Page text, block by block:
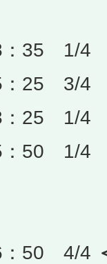
：35 1/4
：25 3/4
：25 1/4
：50 1/4
：50 4/4